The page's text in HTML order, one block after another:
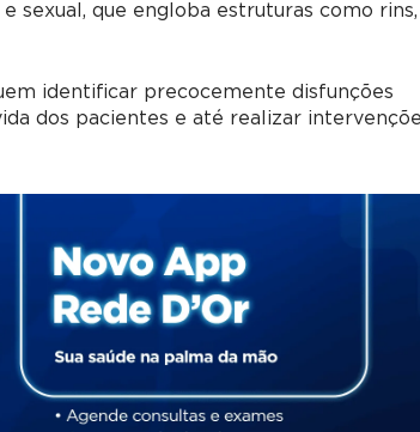
sexual, que engloba estruturas como rins,
identificar precocemente disfunções
dos pacientes e até realizar